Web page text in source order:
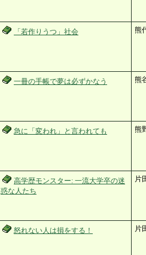
「若作りうつ」社会 熊
一冊の手帳で夢は必ずかなう 熊
急に「変われ」と言われても 熊
高学歴モンスター: 一流大学卒の迷
惑な人たち
片
怒れない人は損をする！ 片